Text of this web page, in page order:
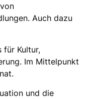
Auch dazu
für Kultur,
Im Mittelpunkt
und die